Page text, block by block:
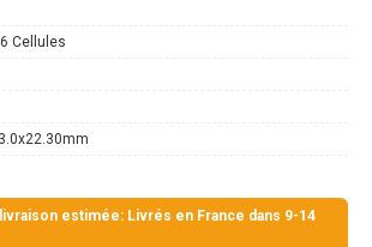
6 Cellules
estimée: Livrés en France dans 9-14